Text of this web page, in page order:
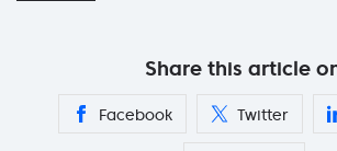
Share this article
Facebook Twitter